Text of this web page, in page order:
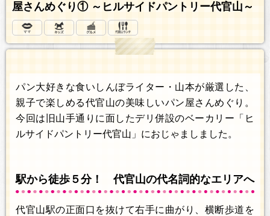
屋さんめぐり① ～ヒルサイドパントリー代官山～
パン大好きな食いしんぼライター・山本が厳選した、
親子で楽しめる代官山の美味しいパン屋さんめぐり。
今回は旧山手通りに面したデリ併設のベーカリー「ヒ
ルサイドパントリー代官山」におじゃましました。
駅から徒歩５分！ 代官山の代名詞的なエリアへ
代官山駅の正面口を抜けて右手に曲がり、横断歩道を